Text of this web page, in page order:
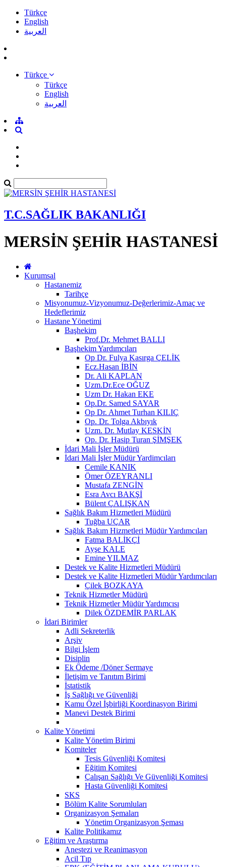
Türkçe
English
العربية
Türkçe
Türkçe
English
العربية
T.C.SAĞLIK BAKANLIĞI
MERSİN ŞEHİR HASTANESİ
Kurumsal
Hastanemiz
Tarihçe
Misyonumuz-Vizyonumuz-Değerlerimiz-Amaç ve
Hedeflerimiz
Hastane Yönetimi
Başhekim
Prof.Dr. Mehmet BALLI
Başhekim Yardımcıları
Op Dr. Fulya Kasırga ÇELİK
Ecz.Hasan İBİN
Dr. Ali KAPLAN
Uzm.Dr.Ece OĞUZ
Uzm Dr. Hakan EKE
Op.Dr. Samed SAYAR
Op Dr. Ahmet Turhan KILIÇ
Op. Dr. Tolga Akbıyık
Uzm. Dr. Mutlay KESKİN
Op. Dr. Hasip Turan ŞİMŞEK
İdari Mali İşler Müdürü
İdari Mali İşler Müdür Yardimcıları
Cemile KANIK
Ömer ÖZEYRANLI
Mustafa ZENGİN
Esra Avcı BAKŞİ
Bülent ÇALIŞKAN
Sağlık Bakım Hizmetleri Müdürü
Tuğba UÇAR
Sağlık Bakım Hizmetleri Müdür Yardımcıları
Fatma BALİKÇİ
Ayşe KALE
Emine YILMAZ
Destek ve Kalite Hizmetleri Müdürü
Destek ve Kalite Hizmetleri Müdür Yardımcıları
Çilek BOZKAYA
Teknik Hizmetler Müdürü
Teknik Hizmetler Müdür Yardımcısı
Dilek ÖZDEMİR PARLAK
İdari Birimler
Adli Sekreterlik
Arşiv
Bilgi İşlem
Disiplin
Ek Ödeme /Döner Sermaye
İletişim ve Tanıtım Birimi
İstatistik
İş Sağlığı ve Güvenliği
Kamu Özel İşbirliği Koordinasyon Birimi
Manevi Destek Birimi
Kalite Yönetimi
Kalite Yönetim Birimi
Komiteler
Tesis Güvenliği Komitesi
Eğitim Komitesi
Çalışan Sağlığı Ve Güvenliği Komitesi
Hasta Güvenliği Komitesi
SKS
Bölüm Kalite Sorumluları
Organizasyon Şemaları
Yönetim Organizasyon Şeması
Kalite Politikamız
Eğitim ve Araştırma
Anestezi ve Reanimasyon
Acil Tıp